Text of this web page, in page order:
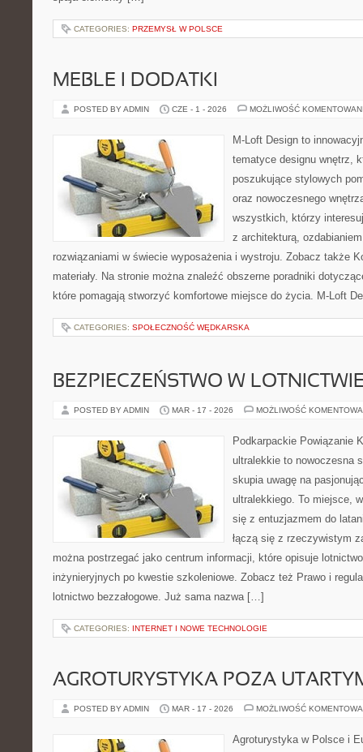
CATEGORIES: PRZEMYSŁ W POLSCE
MEBLE I DODATKI
POSTED BY ADMIN CZE - 1 - 2026 MOŻLIWOŚĆ
M-Loft Design to
tematyce designu wnętrz,
poszukujące stylowych
oraz nowoczesnego
wszystkich, którzy
z architekturą,
rozwiązaniami w świecie wyposażenia i wystroju. Zobacz także
materiały. Na stronie można znaleźć obszerne poradniki
które pomagają stworzyć komfortowe miejsce do życia. M-Loft
CATEGORIES: SPOŁECZNOŚĆ WĘDKARSKA
BEZPIECZEŃSTWO W
POSTED BY ADMIN MAR - 17 - 2026 MOŻLIWOŚĆ
Podkarpackie Powiązanie
ultralekkie to nowoczesna
skupia uwagę na
ultralekkiego. To miejsce,
się z entuzjazmem do
łączą się z rzeczywistym
można postrzegać jako centrum informacji, które opisuje
inżynieryjnych po kwestie szkoleniowe. Zobacz też Prawo i
lotnictwo bezzałogowe. Już sama nazwa […]
CATEGORIES: INTERNET I NOWE TECHNOLOGIE
AGROTURYSTYKA POZA
POSTED BY ADMIN MAR - 17 - 2026 MOŻLIWOŚĆ
Agroturystyka w Polsce i